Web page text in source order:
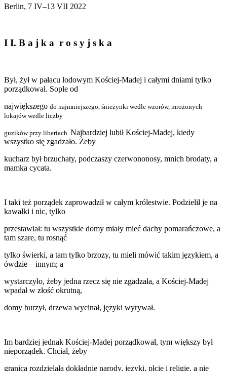
Berlin, 7 IV–13 VII 2022
I I. B a j k a r o s y j s k a
Był, żył w pałacu lodowym Kościej-Madej i całymi dniami tylko
porządkował. Sople od
największego do najmniejszego, śnieżynki wedle wzorów, mrożonych
lokajów wedle liczby
guzików przy liberiach. Najbardziej lubił Kościej-Madej, kiedy
wszystko się zgadzało. Żeby
kucharz był brzuchaty, podczaszy czerwononosy, mnich brodaty, a
mamka cycata.
I taki też porządek zaprowadził w całym królestwie. Podzielił je na
kawałki i nic, tylko
przestawiał: tu wszystkie domy miały mieć dachy pomarańczowe, a
tam szare, tu rosnąć
tylko świerki, a tam tylko brzozy, tu mieli mówić takim językiem, a
ówdzie – innym; a
wystarczyło, żeby jedna rzecz się nie zgadzała, a Kościej-Madej
wpadał w złość okrutną,
domy burzył, drzewa wycinał, języki wyrywał.
Im bardziej jednak Kościej-Madej porządkował, tym większy był
nieporządek. Chciał, żeby
granica rozdzielała dokładnie narody, języki, płcie i religie, a nie